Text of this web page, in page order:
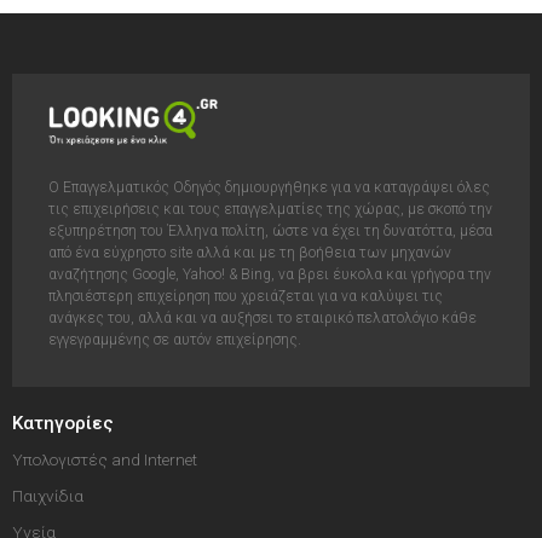
Ο Επαγγελματικός Οδηγός δημιουργήθηκε για να καταγράψει όλες
τις επιχειρήσεις και τους επαγγελματίες της χώρας, με σκοπό την
εξυπηρέτηση του Έλληνα πολίτη, ώστε να έχει τη δυνατόττα, μέσα
από ένα εύχρηστο site αλλά και με τη βοήθεια των μηχανών
αναζήτησης Google, Yahoo! & Bing, να βρει έυκολα και γρήγορα την
πλησιέστερη επιχείρηση που χρειάζεται για να καλύψει τις
ανάγκες του, αλλά και να αυξήσει το εταιρικό πελατολόγιο κάθε
εγγεγραμμένης σε αυτόν επιχείρησης.
Κατηγορίες
Υπολογιστές and Internet
Παιχνίδια
Υγεία